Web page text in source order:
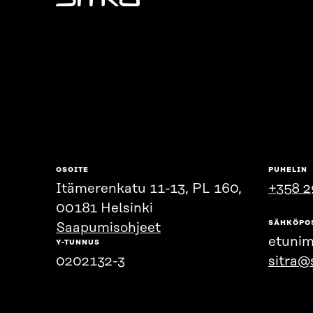
Sitra
OSOITE
Itämerenkatu 11-13, PL 160,
00181 Helsinki
Saapumisohjeet
Y-TUNNUS
0202132-3
PUHELIN
+358